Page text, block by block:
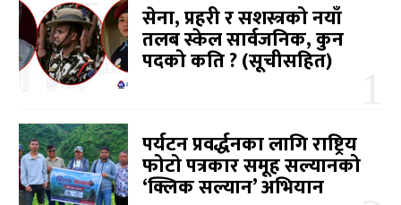
सेना, प्रहरी र सशस्त्रको नयाँ
तलब स्केल सार्वजनिक, कुन
पदको कति ? (सूचीसहित)
पर्यटन प्रवर्द्धनका लागि राष्ट्रिय
फोटो पत्रकार समूह सल्यानको
‘क्लिक सल्यान’ अभियान